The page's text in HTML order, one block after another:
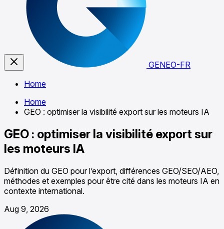
GENEO-FR
Home
Home
GEO : optimiser la visibilité export sur les moteurs IA
GEO : optimiser la visibilité export sur
les moteurs IA
Définition du GEO pour l’export, différences GEO/SEO/AEO,
méthodes et exemples pour être cité dans les moteurs IA en
contexte international.
Aug 9, 2026